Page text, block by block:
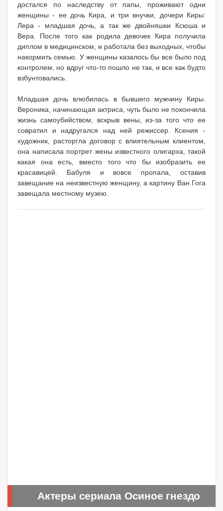
достался по наследству от папы, проживают одни
женщины - ее дочь Кира, и три внучки, дочери Киры:
Лера - младшая дочь, а так же двойняшки Ксюша и
Вера. После того как родила девочек Кира получила
диплом в медицинском, и работала без выходных, чтобы
накормить семью. У женщины казалось бы все было под
контролем, но вдруг что-то пошло не так, и все как будто
взбунтовались.
Младшая дочь влюбилась в бывшего мужчину Киры.
Вероника, начинающая актриса, чуть было не покончила
жизнь самоубийством, вскрыв вены, из-за того что ее
совратил и надругался над ней режиссер. Ксения -
художник, расторгла договор с влиятельным клиентом,
она написала портрет жены известного олигарха, такой
какая она есть, вместо того что бы изобразить ее
красавицей. Бабуля и вовсе пропала, оставив
завещание на неизвестную женщину, а картину Ван Гога
завещала местному музею.
Актеры сериала Осиное гнездо